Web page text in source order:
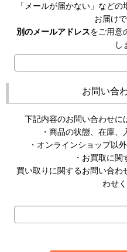
「メールが届かない」など
お届け
別のメールアドレスをご用意
し
お問い合
下記内容のお問い合わせに
・商品の状態、在庫
・オンラインショップ以
・お買取に
買い取りに関するお問い合わ
わせ